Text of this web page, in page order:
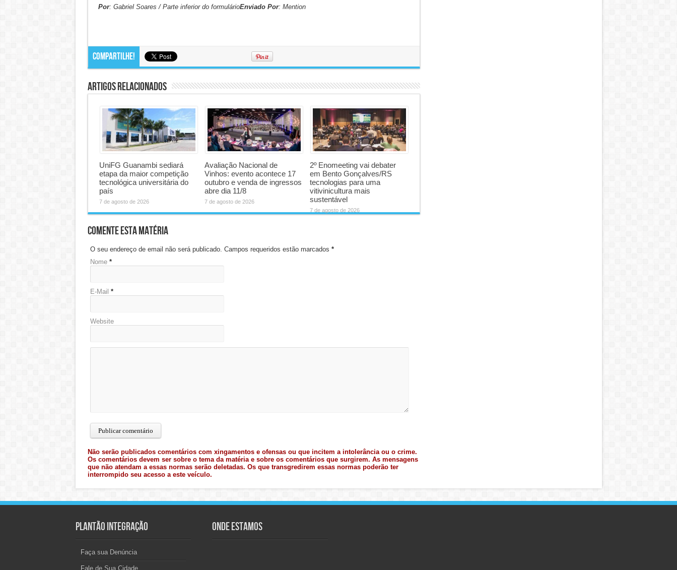
Por: Gabriel Soares / Parte inferior do formulárioEnviado Por: Mention
Compartilhe!
Artigos Relacionados
UniFG Guanambi sediará
etapa da maior competição
tecnológica universitária do
país
7 de agosto de 2026
Avaliação Nacional de
Vinhos: evento acontece 17
outubro e venda de ingressos
abre dia 11/8
7 de agosto de 2026
2º Enomeeting vai debater
em Bento Gonçalves/RS
tecnologias para uma
vitivinicultura mais
sustentável
7 de agosto de 2026
Comente esta matéria
O seu endereço de email não será publicado. Campos requeridos estão marcados *
Nome *
E-Mail *
Website
Não serão publicados comentários com xingamentos e ofensas ou que incitem a intolerância ou o crime.
Os comentários devem ser sobre o tema da matéria e sobre os comentários que surgirem. As mensagens
que não atendam a essas normas serão deletadas. Os que transgredirem essas normas poderão ter
interrompido seu acesso a este veículo.
Plantão Integração
Faça sua Denúncia
Fale de Sua Cidade
Onde Estamos